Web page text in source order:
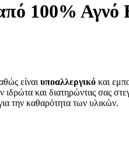
100% Αγνό
είναι υποαλλεργικό και
ιδρώτα και διατηρώντας σας
την καθαρότητα των υλικών.